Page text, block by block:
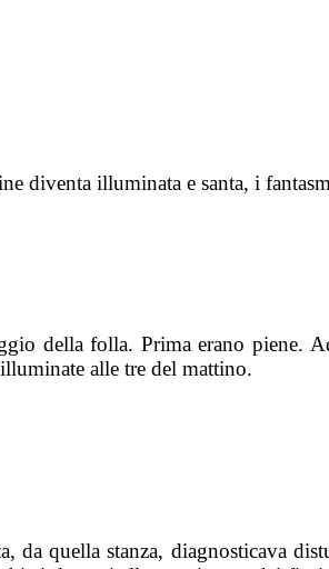
diventa illuminata e santa, i
della folla. Prima erano piene.
alle tre del mattino.
quella stanza, diagnosticava